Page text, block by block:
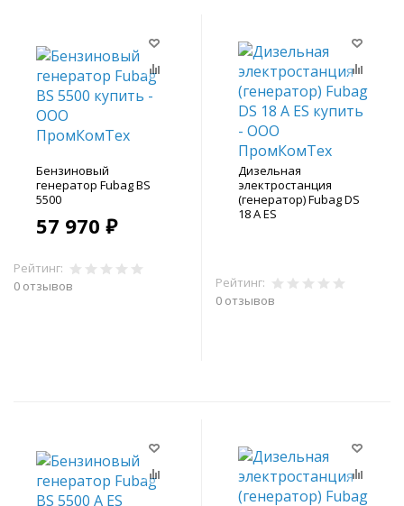
Бензиновый
генератор Fubag BS
5500
57 970 ₽
Рейтинг:
0 отзывов
Дизельная
электростанция
(генератор) Fubag DS
18 A ES
Рейтинг:
0 отзывов